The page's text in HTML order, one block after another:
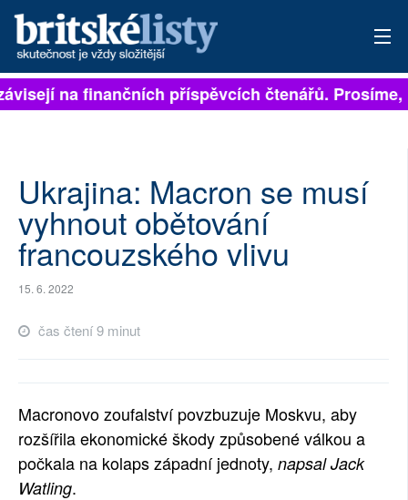
PŘIHLÁSIT
ARCHIV
ROZHOVORY
TÉMATA
SOCIÁLNÍ SÍTĚ
RUBRIKY
na finančních příspěvcích čtenářů. Prosíme,
Ukrajina: Macron se musí
vyhnout obětování
francouzského vlivu
15. 6. 2022
čas čtení 9 minut
Macronovo zoufalství povzbuzuje Moskvu, aby
rozšířila ekonomické škody způsobené válkou a
počkala na kolaps západní jednoty, napsal Jack
Watling.